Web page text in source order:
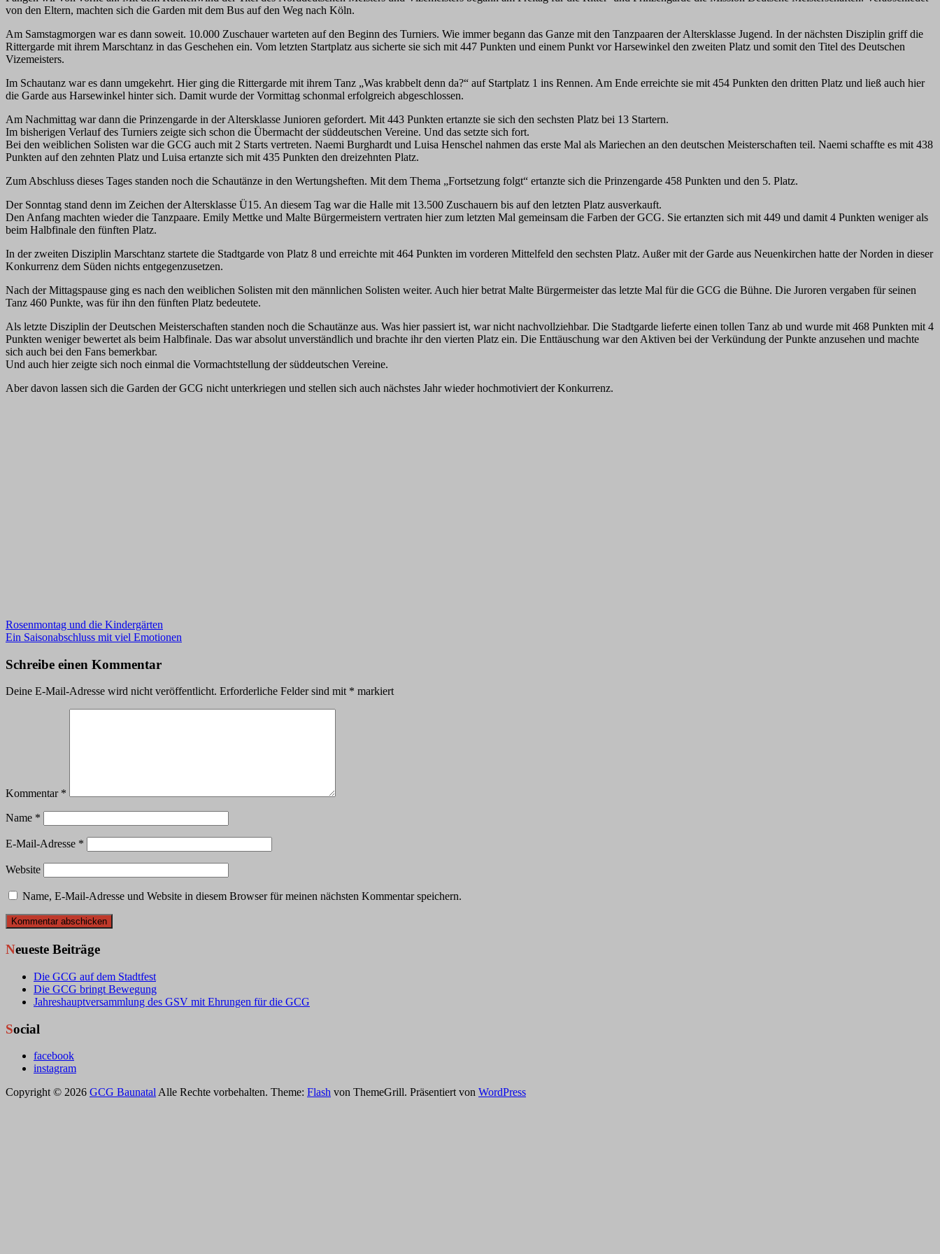
von den Eltern, machten sich die Garden mit dem Bus auf den Weg nach Köln.
Am Samstagmorgen war es dann soweit. 10.000 Zuschauer warteten auf den Beginn des Turniers. Wie immer begann das Ganze mit den Tanzpaaren der Altersklasse Jugend. In der nächsten Disziplin griff die
Rittergarde mit ihrem Marschtanz in das Geschehen ein. Vom letzten Startplatz aus sicherte sie sich mit 447 Punkten und einem Punkt vor Harsewinkel den zweiten Platz und somit den Titel des Deutschen
Vizemeisters.
Im Schautanz war es dann umgekehrt. Hier ging die Rittergarde mit ihrem Tanz „Was krabbelt denn da?“ auf Startplatz 1 ins Rennen. Am Ende erreichte sie mit 454 Punkten den dritten Platz und ließ auch hier
die Garde aus Harsewinkel hinter sich. Damit wurde der Vormittag schonmal erfolgreich abgeschlossen.
Am Nachmittag war dann die Prinzengarde in der Altersklasse Junioren gefordert. Mit 443 Punkten ertanzte sie sich den sechsten Platz bei 13 Startern.
Im bisherigen Verlauf des Turniers zeigte sich schon die Übermacht der süddeutschen Vereine. Und das setzte sich fort.
Bei den weiblichen Solisten war die GCG auch mit 2 Starts vertreten. Naemi Burghardt und Luisa Henschel nahmen das erste Mal als Mariechen an den deutschen Meisterschaften teil. Naemi schaffte es mit 438
Punkten auf den zehnten Platz und Luisa ertanzte sich mit 435 Punkten den dreizehnten Platz.
Zum Abschluss dieses Tages standen noch die Schautänze in den Wertungsheften. Mit dem Thema „Fortsetzung folgt“ ertanzte sich die Prinzengarde 458 Punkten und den 5. Platz.
Der Sonntag stand denn im Zeichen der Altersklasse Ü15. An diesem Tag war die Halle mit 13.500 Zuschauern bis auf den letzten Platz ausverkauft.
Den Anfang machten wieder die Tanzpaare. Emily Mettke und Malte Bürgermeistern vertraten hier zum letzten Mal gemeinsam die Farben der GCG. Sie ertanzten sich mit 449 und damit 4 Punkten weniger als
beim Halbfinale den fünften Platz.
In der zweiten Disziplin Marschtanz startete die Stadtgarde von Platz 8 und erreichte mit 464 Punkten im vorderen Mittelfeld den sechsten Platz. Außer mit der Garde aus Neuenkirchen hatte der Norden in dieser
Konkurrenz dem Süden nichts entgegenzusetzen.
Nach der Mittagspause ging es nach den weiblichen Solisten mit den männlichen Solisten weiter. Auch hier betrat Malte Bürgermeister das letzte Mal für die GCG die Bühne. Die Juroren vergaben für seinen
Tanz 460 Punkte, was für ihn den fünften Platz bedeutete.
Als letzte Disziplin der Deutschen Meisterschaften standen noch die Schautänze aus. Was hier passiert ist, war nicht nachvollziehbar. Die Stadtgarde lieferte einen tollen Tanz ab und wurde mit 468 Punkten mit 4
Punkten weniger bewertet als beim Halbfinale. Das war absolut unverständlich und brachte ihr den vierten Platz ein. Die Enttäuschung war den Aktiven bei der Verkündung der Punkte anzusehen und machte
sich auch bei den Fans bemerkbar.
Und auch hier zeigte sich noch einmal die Vormachtstellung der süddeutschen Vereine.
Aber davon lassen sich die Garden der GCG nicht unterkriegen und stellen sich auch nächstes Jahr wieder hochmotiviert der Konkurrenz.
Beitragsnavigation
Rosenmontag und die Kindergärten
Ein Saisonabschluss mit viel Emotionen
Schreibe einen Kommentar
Deine E-Mail-Adresse wird nicht veröffentlicht. Erforderliche Felder sind mit * markiert
Kommentar *
Name *
E-Mail-Adresse *
Website
Name, E-Mail-Adresse und Website in diesem Browser für meinen nächsten Kommentar speichern.
Neueste Beiträge
Die GCG auf dem Stadtfest
Die GCG bringt Bewegung
Jahreshauptversammlung des GSV mit Ehrungen für die GCG
Social
facebook
instagram
Copyright © 2026 GCG Baunatal Alle Rechte vorbehalten. Theme: Flash von ThemeGrill. Präsentiert von WordPress